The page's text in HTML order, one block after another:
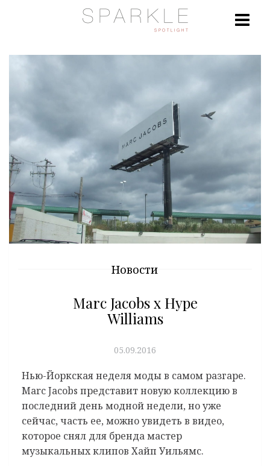
Новости
Marc Jacobs x Hype
Williams
05.09.2016
Нью-Йоркская неделя моды в самом разгаре.
Marc Jacobs представит новую коллекцию в
последний день модной недели, но уже
сейчас, часть ее, можно увидеть в видео,
которое снял для бренда мастер
музыкальных клипов Хайп Уильямс.